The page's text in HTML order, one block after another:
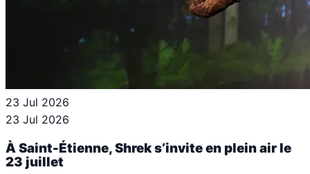
23 Jul 2026
23 Jul 2026
À Saint-Étienne, Shrek s’invite en plein air le
23 juillet